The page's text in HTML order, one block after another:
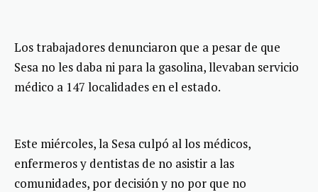
Los trabajadores denunciaron que a pesar de que
Sesa no les daba ni para la gasolina, llevaban servicio
médico a 147 localidades en el estado.
Este miércoles, la Sesa culpó al los médicos,
enfermeros y dentistas de no asistir a las
comunidades, por decisión y no por que no